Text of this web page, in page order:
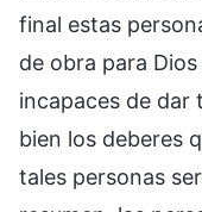
final estas
de obra para
incapaces de dar
bien los deberes
tales personas